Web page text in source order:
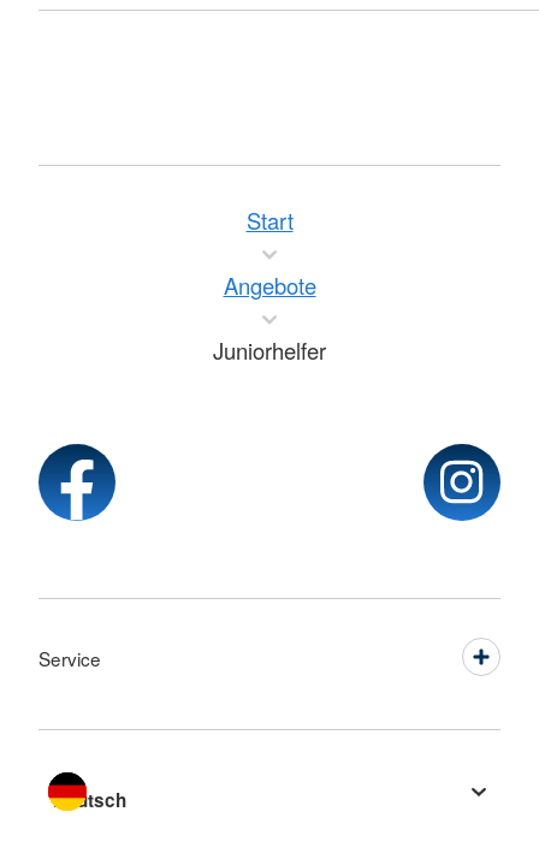
Start
Angebote
Juniorhelfer
Service
Sprache wechseln zu